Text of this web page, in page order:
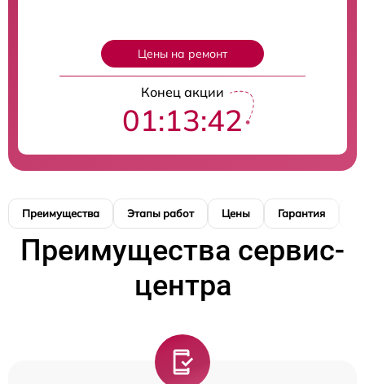
Цены на ремонт
Конец акции
01:13:40
Преимущества Этапы работ Цены Гарантия
Преимущества сервис-
центра